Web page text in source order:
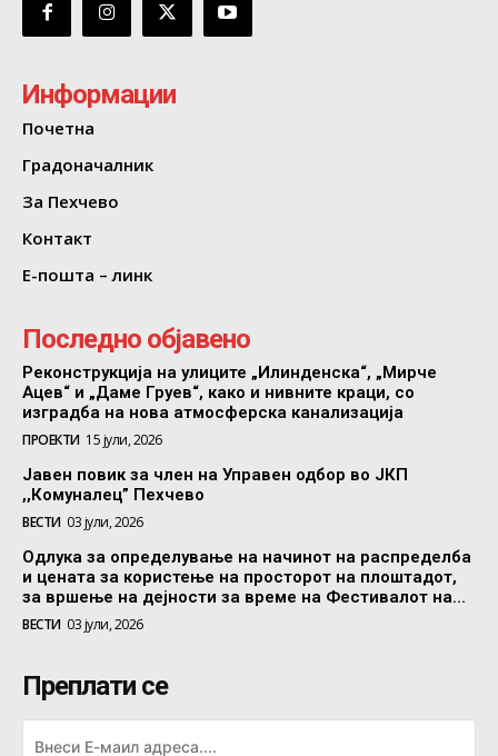
Информации
Почетна
Градоначалник
За Пехчево
Контакт
Е-пошта – линк
Последно објавено
Реконструкција на улиците „Илинденска“, „Мирче
Ацев“ и „Даме Груев“, како и нивните краци, со
изградба на нова атмосферска канализација
ПРОЕКТИ 15 јули, 2026
Јавен повик за член на Управен одбор во ЈКП
,,Комуналец” Пехчево
ВЕСТИ 03 јули, 2026
Одлука за определување на начинот на распределба
и цената за користење на просторот на плоштадот,
за вршење на дејности за време на Фестивалот на...
ВЕСТИ 03 јули, 2026
Преплати се